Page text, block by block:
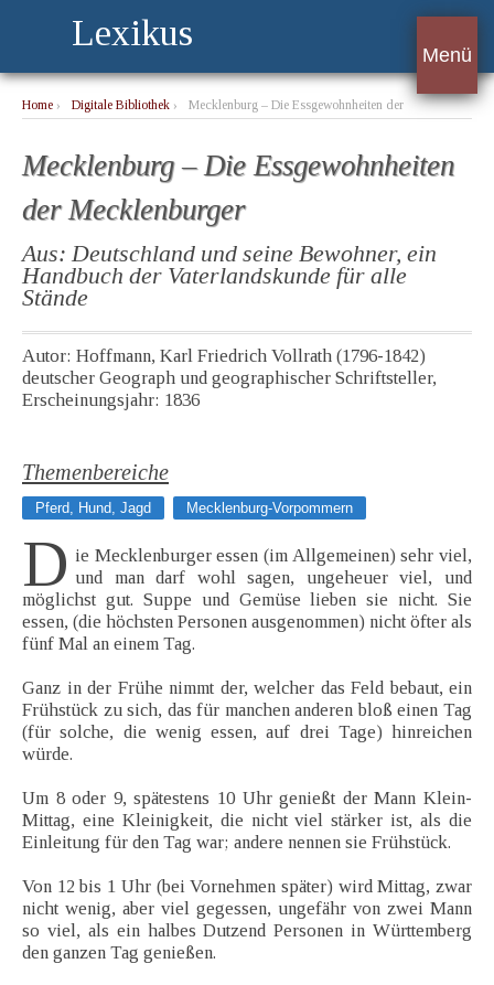
Lexikus
Menü
Home › Digitale Bibliothek ›
Mecklenburg – Die Essgewohnheiten der
Mecklenburg – Die Essgewohnheiten
der Mecklenburger
Aus: Deutschland und seine Bewohner, ein
Handbuch der Vaterlandskunde für alle
Stände
Autor: Hoffmann, Karl Friedrich Vollrath (1796-1842)
deutscher Geograph und geographischer Schriftsteller,
Erscheinungsjahr: 1836
Themenbereiche
Pferd, Hund, Jagd Mecklenburg-Vorpommern
D ie Mecklenburger essen (im Allgemeinen) sehr viel,
und man darf wohl sagen, ungeheuer viel, und
möglichst gut. Suppe und Gemüse lieben sie nicht. Sie
essen, (die höchsten Personen ausgenommen) nicht öfter als
fünf Mal an einem Tag.
Ganz in der Frühe nimmt der, welcher das Feld bebaut, ein
Frühstück zu sich, das für manchen anderen bloß einen Tag
(für solche, die wenig essen, auf drei Tage) hinreichen
würde.
Um 8 oder 9, spätestens 10 Uhr genießt der Mann Klein-
Mittag, eine Kleinigkeit, die nicht viel stärker ist, als die
Einleitung für den Tag war; andere nennen sie Frühstück.
Von 12 bis 1 Uhr (bei Vornehmen später) wird Mittag, zwar
nicht wenig, aber viel gegessen, ungefähr von zwei Mann
so viel, als ein halbes Dutzend Personen in Württemberg
den ganzen Tag genießen.